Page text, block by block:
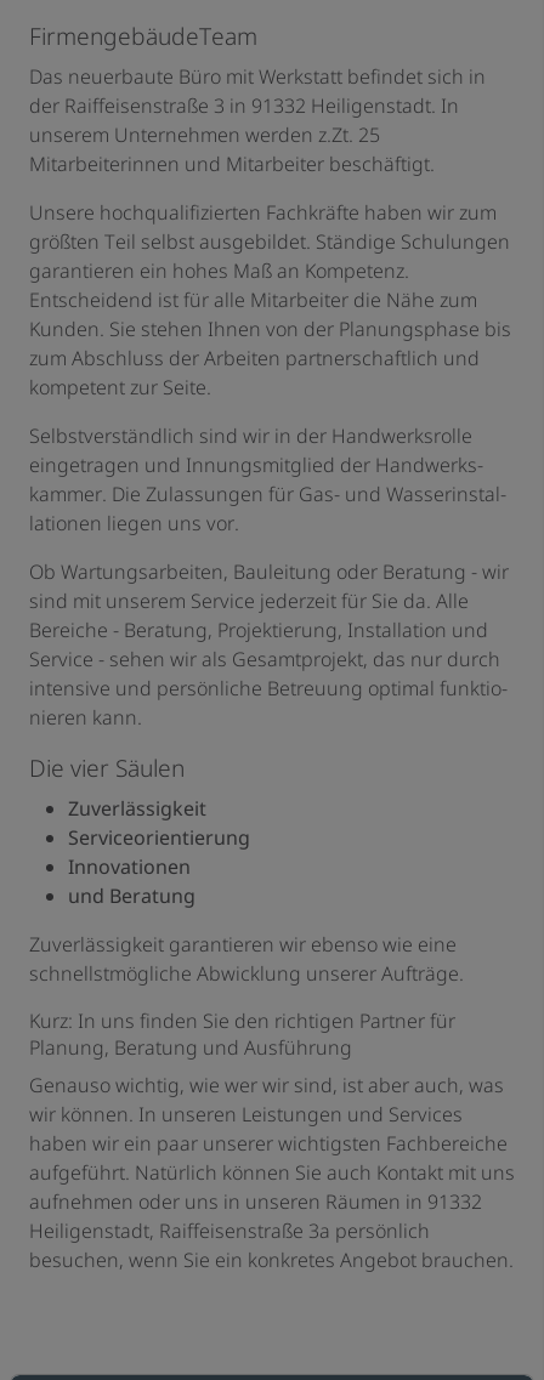
FirmengebäudeTeam
Das neuerbaute Büro mit Werkstatt befindet sich in
der Raiffeisenstraße 3 in 91332 Heiligenstadt. In
unserem Unternehmen werden z.Zt. 25
Mitarbeiterinnen und Mitarbeiter beschäftigt.
Unsere hochqualifizierten Fachkräfte haben wir zum
größten Teil selbst ausgebildet. Ständige Schulungen
garantieren ein hohes Maß an Kompetenz.
Entscheidend ist für alle Mitarbeiter die Nähe zum
Kunden. Sie stehen Ihnen von der Planungsphase bis
zum Abschluss der Arbeiten partner­schaftlich und
kompetent zur Seite.
Selbstverständlich sind wir in der Handwerks­rolle
eingetragen und Innungsmitglied der Hand­werks­
kammer. Die Zulassungen für Gas- und Wasser­instal­
lationen liegen uns vor.
Ob Wartungs­arbeiten, Bauleitung oder Beratung - wir
sind mit unserem Service jederzeit für Sie da. Alle
Bereiche - Beratung, Projektierung, Installation und
Service - sehen wir als Gesamtprojekt, das nur durch
intensive und persönliche Betreuung optimal funktio­
nieren kann.
Die vier Säulen
Zuverlässigkeit
Serviceorientierung
Innovationen
und Beratung
Zuverlässigkeit garantieren wir ebenso wie eine
schnellstmögliche Abwicklung unserer Aufträge.
Kurz: In uns finden Sie den richtigen Partner für
Planung, Beratung und Ausführung
Genauso wichtig, wie wer wir sind, ist aber auch, was
wir können. In unseren Leistungen und Services
haben wir ein paar unserer wichtigsten Fachbereiche
aufgeführt. Natürlich können Sie auch Kontakt mit uns
aufnehmen oder uns in unseren Räumen in 91332
Heiligenstadt, Raiffeisenstraße 3a persönlich
besuchen, wenn Sie ein konkretes Angebot brauchen.